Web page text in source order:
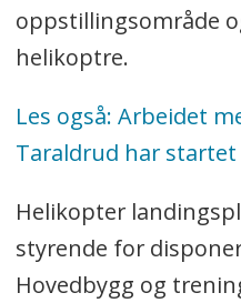
oppstillingsområde
helikoptre.
Les også: Arbeidet
Taraldrud har startet
Helikopter
styrende for
Hovedbygg og